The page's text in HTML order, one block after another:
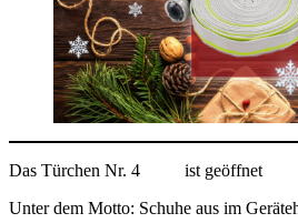
Das Türchen Nr. 4
ist geöffnet
Unter dem Motto: Schuhe aus im